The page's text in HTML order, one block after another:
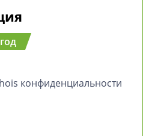
конфиденциальности